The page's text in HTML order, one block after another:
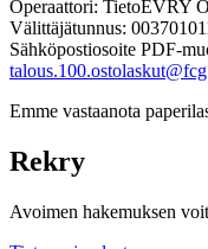
Operaattori: TietoEVRY
Välittäjätunnus:
Sähköpostiosoite PDF-
Emme vastaanota
Rekry
Avoimen hakemuksen